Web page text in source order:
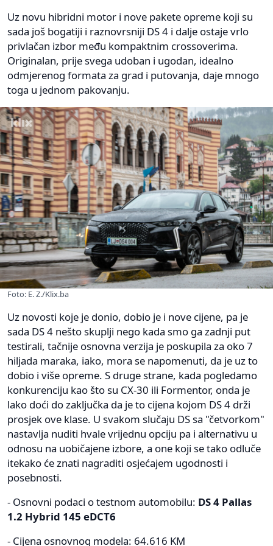
Uz novu hibridni motor i nove pakete opreme koji su
sada još bogatiji i raznovrsniji DS 4 i dalje ostaje vrlo
privlačan izbor među kompaktnim crossoverima.
Originalan, prije svega udoban i ugodan, idealno
odmjerenog formata za grad i putovanja, daje mnogo
toga u jednom pakovanju.
Foto: E. Z./Klix.ba
Uz novosti koje je donio, dobio je i nove cijene, pa je
sada DS 4 nešto skuplji nego kada smo ga zadnji put
testirali, tačnije osnovna verzija je poskupila za oko 7
hiljada maraka, iako, mora se napomenuti, da je uz to
dobio i više opreme. S druge strane, kada pogledamo
konkurenciju kao što su CX-30 ili Formentor, onda je
lako doći do zaključka da je to cijena kojom DS 4 drži
prosjek ove klase. U svakom slučaju DS sa "četvorkom"
nastavlja nuditi hvale vrijednu opciju pa i alternativu u
odnosu na uobičajene izbore, a one koji se tako odluče
itekako će znati nagraditi osjećajem ugodnosti i
posebnosti.
- Osnovni podaci o testnom automobilu: DS 4 Pallas
1.2 Hybrid 145 eDCT6
- Cijena osnovnog modela: 64.616 KM